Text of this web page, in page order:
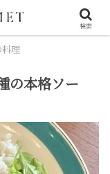
理
の本格ソー
検索